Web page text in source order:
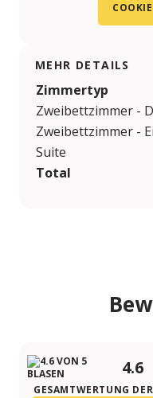
MEHR DETAILS
Zimmertyp
Zweibettzimmer -
Zweibettzimmer -
Suite
Total
4.6
GESAMTWERTUNG